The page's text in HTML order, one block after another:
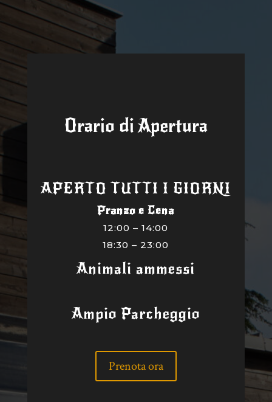
Orario di Apertura
APERTO TUTTI I GIORNI
Pranzo e Cena
12:00 – 14:00
18:30 – 23:00
Animali ammessi
Ampio Parcheggio
Prenota ora